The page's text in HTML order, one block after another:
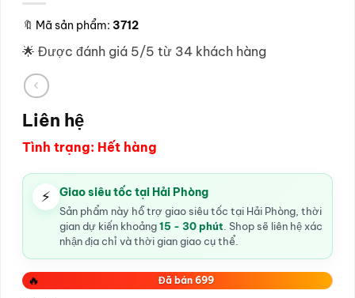
🔖 Mã sản phẩm: 3712
🌟 Được đánh giá 5/5 từ 34 khách hàng
Liên hệ
Tình trạng: Hết hàng
⚡ Giao siêu tốc tại Hải Phòng
Sản phẩm này hỗ trợ giao siêu tốc tại Hải Phòng, thời
gian dự kiến khoảng15 - 30 phút. Shop sẽ liên hệ xác
nhận địa chỉ và thời gian giao cụ thể.
🔥 Đã bán 699